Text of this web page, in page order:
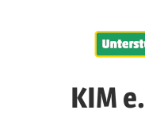
KIM